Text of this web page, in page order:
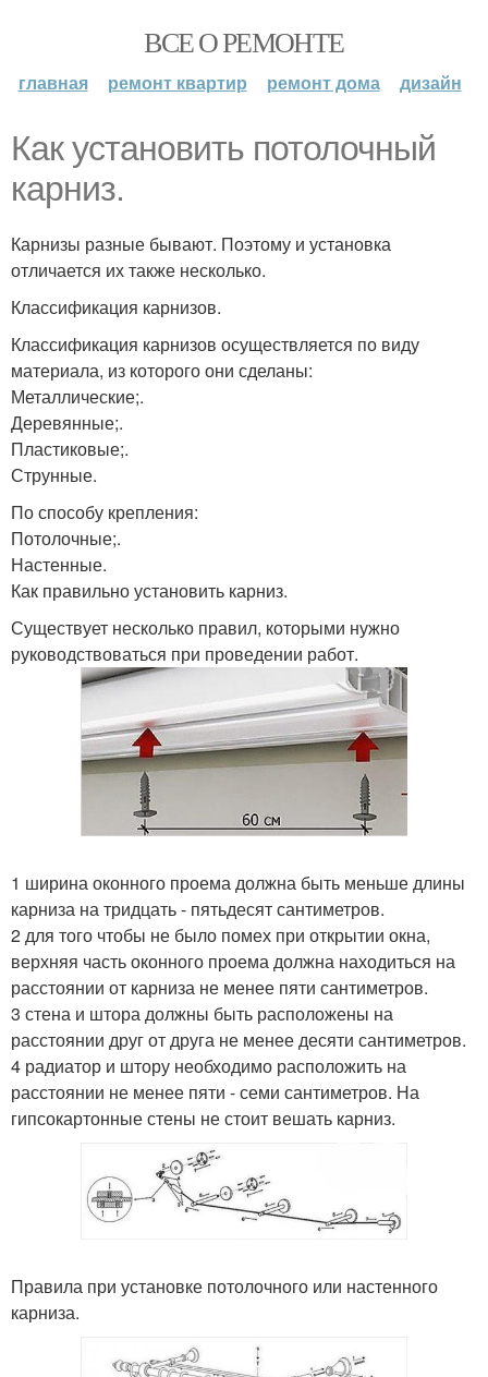
ВСЕ О РЕМОНТЕ
главная ремонт квартир ремонт дома дизайн
Как установить потолочный
карниз.
Карнизы разные бывают. Поэтому и установка
отличается их также несколько.
Классификация карнизов.
Классификация карнизов осуществляется по виду
материала, из которого они сделаны:
Металлические;.
Деревянные;.
Пластиковые;.
Струнные.
По способу крепления:
Потолочные;.
Настенные.
Как правильно установить карниз.
Существует несколько правил, которыми нужно
руководствоваться при проведении работ.
1 ширина оконного проема должна быть меньше длины
карниза на тридцать - пятьдесят сантиметров.
2 для того чтобы не было помех при открытии окна,
верхняя часть оконного проема должна находиться на
расстоянии от карниза не менее пяти сантиметров.
3 стена и штора должны быть расположены на
расстоянии друг от друга не менее десяти сантиметров.
4 радиатор и штору необходимо расположить на
расстоянии не менее пяти - семи сантиметров. На
гипсокартонные стены не стоит вешать карниз.
Правила при установке потолочного или настенного
карниза.